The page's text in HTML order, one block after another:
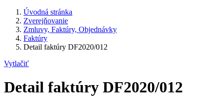
Úvodná stránka
Zverejňovanie
Zmluvy, Faktúry, Objednávky
Faktúry
Detail faktúry DF2020/012
Vytlačiť
Detail faktúry DF2020/012